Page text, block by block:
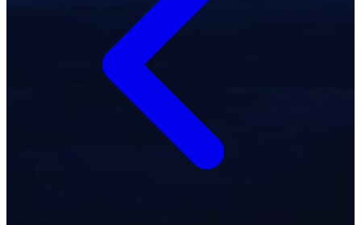
Se otorgaran premios unicamente a los concursantes que
obtengan el primer, segundo, tercer y cuarto lugar, de acuerdo
con la mecánica y resultados del concurso.
7. Aceptación de las bases
La inscripción y participación en el concurso implican la
aceptación total de las presentes bases y condiciones.